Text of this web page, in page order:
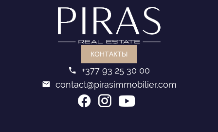
КОНТАКТЫ
+377 93 25 30 00
contact@pirasimmobilier.com